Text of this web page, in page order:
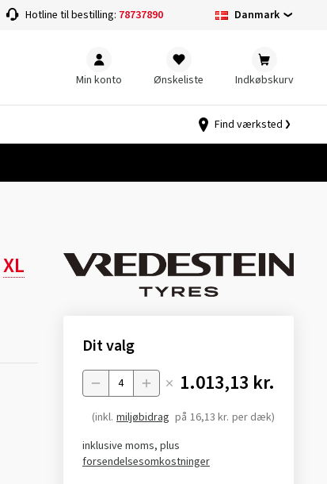
Hotline til bestilling: 78737890 Danmark
Min konto Ønskeliste Indkøbskurv
Find værksted
XL
Dit valg
Menge 1.013,13 kr.
(inkl. miljøbidrag på 16,13 kr. per dæk)
inklusive moms, plus
forsendelsesomkostninger